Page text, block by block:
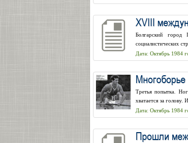
XVIII
Болгарский город
социалистических
Дата: Октябрь 1984
Третья попытка.
хватается за голову.
Дата: Октябрь 1984
Прошли